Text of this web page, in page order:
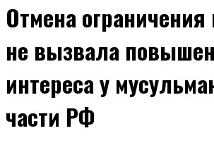
Отмена
не вызвала
интереса у
части РФ